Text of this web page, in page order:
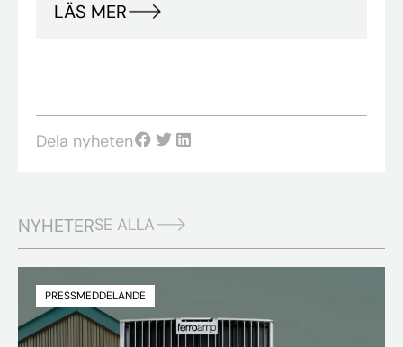
LÄS MER
Dela nyheten
NYHETERSE ALLA
PRESSMEDDELANDE